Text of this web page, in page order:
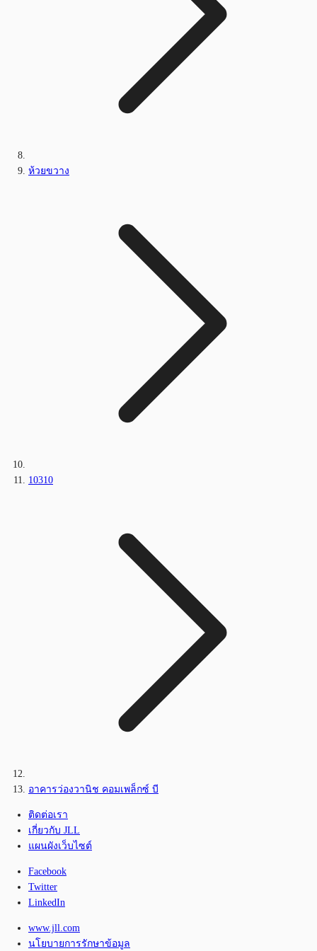
ห้วยขวาง
10310
อาคารว่องวานิช คอมเพล็กซ์ บี
ติดต่อเรา
เกี่ยวกับ JLL
แผนผังเว็บไซต์
Facebook
Twitter
LinkedIn
www.jll.com
นโยบายการรักษาข้อมูล